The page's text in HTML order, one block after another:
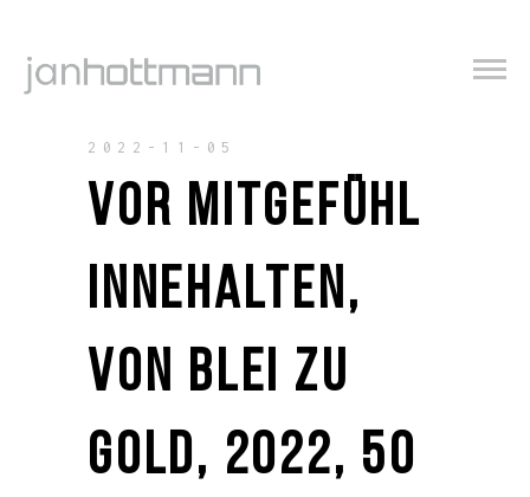
2022-11-05
VOR MITGEFÜHL
INNEHALTEN,
VON BLEI ZU
GOLD, 2022, 50